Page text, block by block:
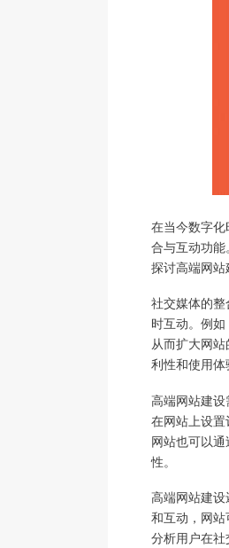
在当今数字
合与互动功能
探讨高端网站
社交媒体的
时互动。例
从而扩大网
利性和使用体
高端网站建
在网站上设
网站也可以
性。
高端网站建
和互动，网
分析用户在